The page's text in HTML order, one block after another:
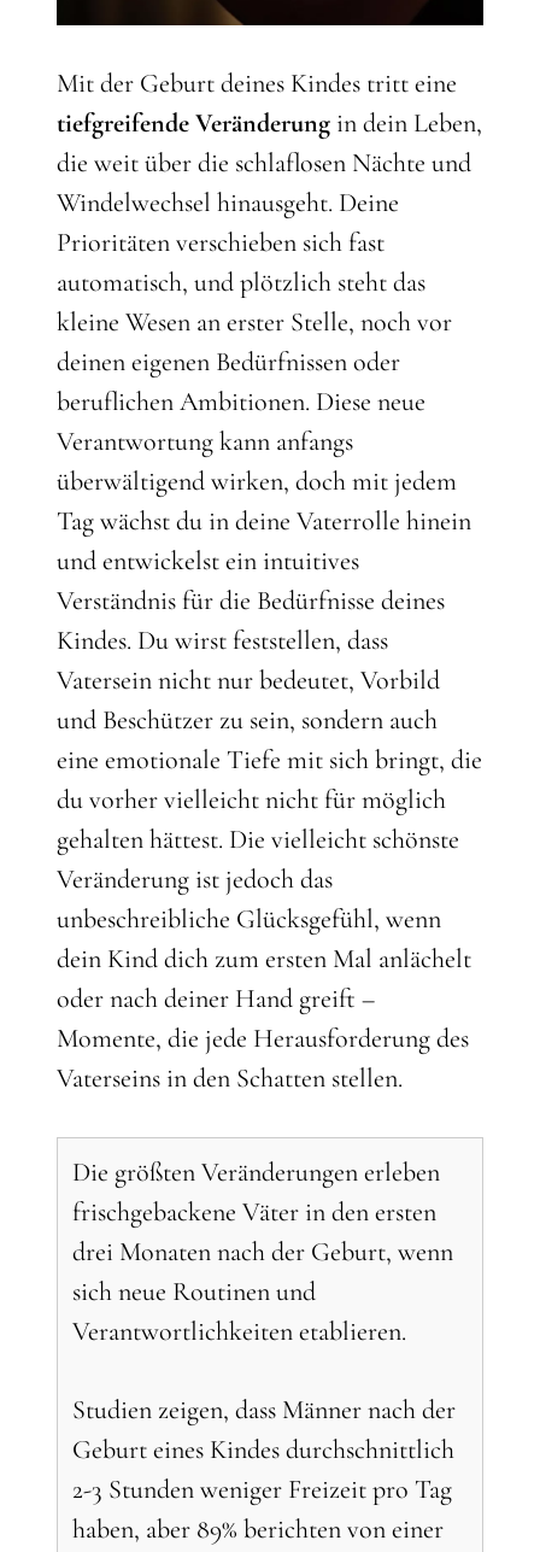
Mit der Geburt deines Kindes tritt eine
tiefgreifende Veränderung in dein Leben,
die weit über die schlaflosen Nächte und
Windelwechsel hinausgeht. Deine
Prioritäten verschieben sich fast
automatisch, und plötzlich steht das
kleine Wesen an erster Stelle, noch vor
deinen eigenen Bedürfnissen oder
beruflichen Ambitionen. Diese neue
Verantwortung kann anfangs
überwältigend wirken, doch mit jedem
Tag wächst du in deine Vaterrolle hinein
und entwickelst ein intuitives
Verständnis für die Bedürfnisse deines
Kindes. Du wirst feststellen, dass
Vatersein nicht nur bedeutet, Vorbild
und Beschützer zu sein, sondern auch
eine emotionale Tiefe mit sich bringt, die
du vorher vielleicht nicht für möglich
gehalten hättest. Die vielleicht schönste
Veränderung ist jedoch das
unbeschreibliche Glücksgefühl, wenn
dein Kind dich zum ersten Mal anlächelt
oder nach deiner Hand greift –
Momente, die jede Herausforderung des
Vaterseins in den Schatten stellen.
Die größten Veränderungen erleben
frischgebackene Väter in den ersten
drei Monaten nach der Geburt, wenn
sich neue Routinen und
Verantwortlichkeiten etablieren.
Studien zeigen, dass Männer nach der
Geburt eines Kindes durchschnittlich
2-3 Stunden weniger Freizeit pro Tag
haben, aber 89% berichten von einer